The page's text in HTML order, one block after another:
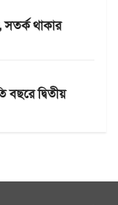
সতর্ক থাকার
দ্বিতীয়